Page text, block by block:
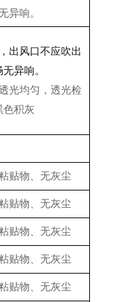
异响。
出风口不应吹出
异响。
光均匀，透光检
色积灰
贴物、无灰尘
贴物、无灰尘
贴物、无灰尘
贴物、无灰尘
贴物、无灰尘